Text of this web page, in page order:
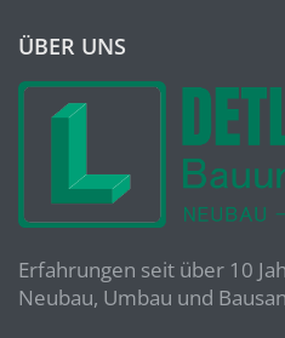
ÜBER UNS
Erfahrungen seit über 10
Neubau, Umbau und